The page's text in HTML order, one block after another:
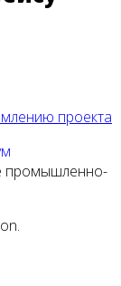
проекта
промышленно-